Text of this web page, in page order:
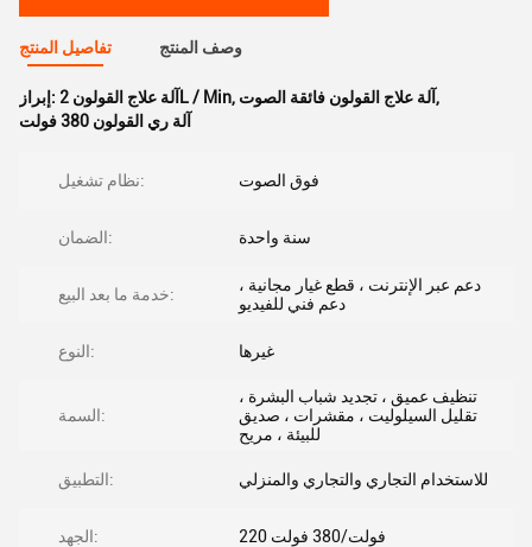
تفاصيل المنتج وصف المنتج
إبراز: آلة علاج القولون 2L / Min, آلة علاج القولون فائقة الصوت ,
آلة ري القولون 380 فولت
نظام تشغيل: فوق الصوت
الضمان: سنة واحدة
خدمة ما بعد البيع:
دعم عبر الإنترنت ، قطع غيار مجانية ،
دعم فني للفيديو
النوع: غيرها
السمة:
تنظيف عميق ، تجديد شباب البشرة ،
تقليل السيلوليت ، مقشرات ، صديق
للبيئة ، مريح
التطبيق: للاستخدام التجاري والتجاري والمنزلي
الجهد: 220 فولت/380 فولت